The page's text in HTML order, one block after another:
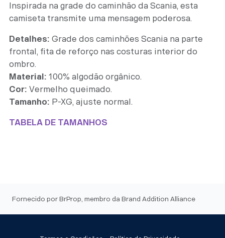
Inspirada na grade do caminhão da Scania, esta
camiseta transmite uma mensagem poderosa.
Detalhes: Grade dos caminhões Scania na parte
frontal, fita de reforço nas costuras interior do
ombro.
Material: 100% algodão orgânico.
Cor: Vermelho queimado.
Tamanho: P-XG, ajuste normal.
TABELA DE TAMANHOS
Fornecido por BrProp, membro da Brand Addition Alliance